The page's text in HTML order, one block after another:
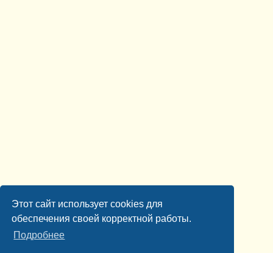
Этот сайт использует cookies для
обеспечения своей корректной работы.
Подробнее